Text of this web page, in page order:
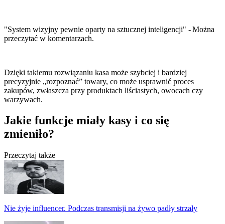
"System wizyjny pewnie oparty na sztucznej inteligencji" - Można
przeczytać w komentarzach.
Dzięki takiemu rozwiązaniu kasa może szybciej i bardziej
precyzyjnie „rozpoznać” towary, co może usprawnić proces
zakupów, zwłaszcza przy produktach liściastych, owocach czy
warzywach.
Jakie funkcje miały kasy i co się
zmieniło?
Przeczytaj także
Nie żyje influencer. Podczas transmisji na żywo padły strzały